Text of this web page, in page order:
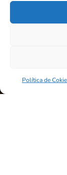
Política de
W